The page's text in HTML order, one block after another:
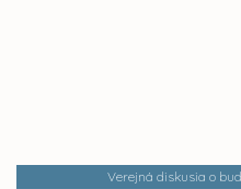
Verejná diskusia o